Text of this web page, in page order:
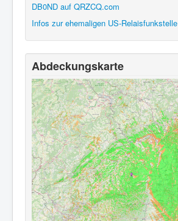
DB0ND auf QRZCQ.com
Infos zur ehemaligen US-Relaisfunkstelle
Abdeckungskarte